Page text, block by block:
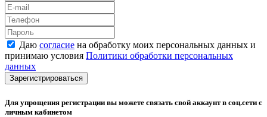
Даю согласие на обработку моих персональных данных и
принимаю условия Политики обработки персональных
данных
Зарегистрироваться
Для упрощения регистрации вы можете связать свой аккаунт в соц.сети с
личным кабинетом